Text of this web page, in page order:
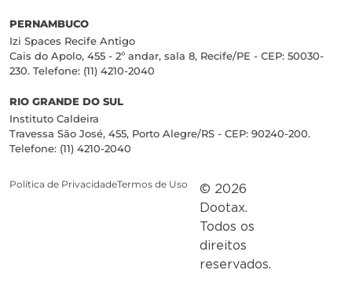
PERNAMBUCO
Izi Spaces Recife Antigo
Cais do Apolo, 455 - 2º andar, sala 8, Recife/PE - CEP: 50030-
230. Telefone: (11) 4210-2040
RIO GRANDE DO SUL
Instituto Caldeira
Travessa São José, 455, Porto Alegre/RS - CEP: 90240-200.
Telefone: (11) 4210-2040
Política de PrivacidadeTermos de Uso
© 2026
Dootax.
Todos os
direitos
reservados.